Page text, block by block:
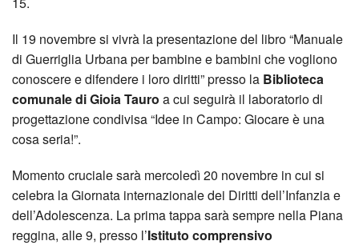
Il 19 novembre si vivrà la presentazione del libro “Manuale
di Guerriglia Urbana per bambine e bambini che vogliono
conoscere e difendere i loro diritti” presso la Biblioteca
comunale di Gioia Tauro a cui seguirà il laboratorio di
progettazione condivisa “Idee in Campo: Giocare è una
cosa seria!”.
Momento cruciale sarà mercoledì 20 novembre in cui si
celebra la Giornata internazionale dei Diritti dell’Infanzia e
dell’Adolescenza. La prima tappa sarà sempre nella Piana
reggina, alle 9, presso l’Istituto comprensivo